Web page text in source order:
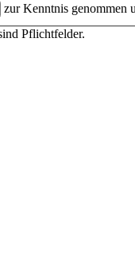
zur Kenntnis genommen
Pflichtfelder.